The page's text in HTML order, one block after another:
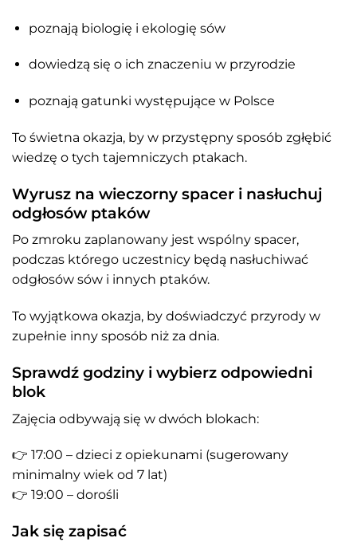
poznają biologię i ekologię sów
dowiedzą się o ich znaczeniu w przyrodzie
poznają gatunki występujące w Polsce
To świetna okazja, by w przystępny sposób zgłębić
wiedzę o tych tajemniczych ptakach.
Wyrusz na wieczorny spacer i nasłuchuj
odgłosów ptaków
Po zmroku zaplanowany jest wspólny spacer,
podczas którego uczestnicy będą nasłuchiwać
odgłosów sów i innych ptaków.
To wyjątkowa okazja, by doświadczyć przyrody w
zupełnie inny sposób niż za dnia.
Sprawdź godziny i wybierz odpowiedni
blok
Zajęcia odbywają się w dwóch blokach:
👉 17:00 – dzieci z opiekunami (sugerowany
minimalny wiek od 7 lat)
👉 19:00 – dorośli
Jak się zapisać